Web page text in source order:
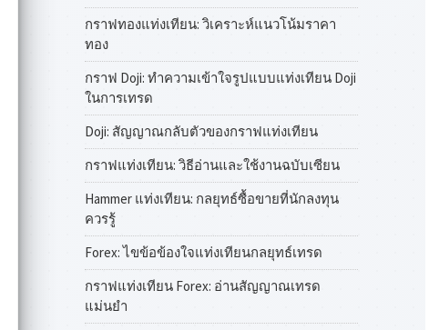
กราฟทองแท่งเทียน: วิเคราะห์แนวโน้มราคา
ทอง
กราฟ Doji: ทำความเข้าใจรูปแบบแท่งเทียน Doji
ในการเทรด
Doji: สัญญาณกลับตัวของกราฟแท่งเทียน
กราฟแท่งเทียน: วิธีอ่านและใช้งานฉบับเซียน
Hammer แท่งเทียน: กลยุทธ์ซื้อขายที่นักลงทุน
ควรรู้
Forex: ไขข้อข้องใจแท่งเทียนกลยุทธ์เทรด
กราฟแท่งเทียน Forex: อ่านสัญญาณเทรด
แม่นยำ